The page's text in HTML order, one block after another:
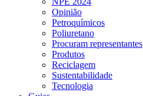
Opinião
Petroquímicos
Poliuretano
Procuram representantes
Produtos
Reciclagem
Sustentabilidade
Tecnologia